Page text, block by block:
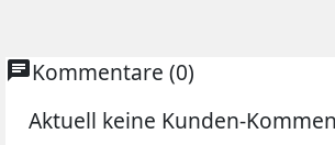
chatKommentare (0)
Aktuell keine Kunden-